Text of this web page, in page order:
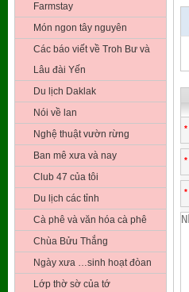
Farmstay
Món ngon tây nguyên
Các báo viết về Troh Bư và
Lâu đài Yến
Du lịch Daklak
Nói về lan
Nghệ thuật vườn rừng
Ban mê xưa và nay
Club 47 của tôi
Du lịch các tỉnh
Cà phê và văn hóa cà phê
Chùa Bửu Thắng
Ngày xưa …sinh hoạt đòan
Lớp thờ sờ của tớ
*
*
*